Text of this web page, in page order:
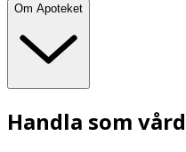
Om Apoteket
Handla som